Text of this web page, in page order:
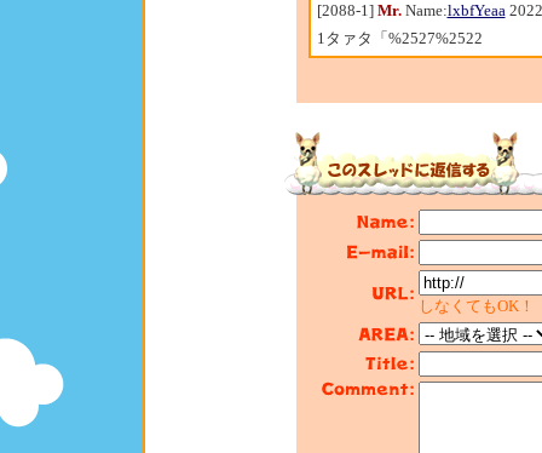
[2088-1] Mr. Name:lxbfYeaa
1タァタ「%2527%2522
しなくてもOK！